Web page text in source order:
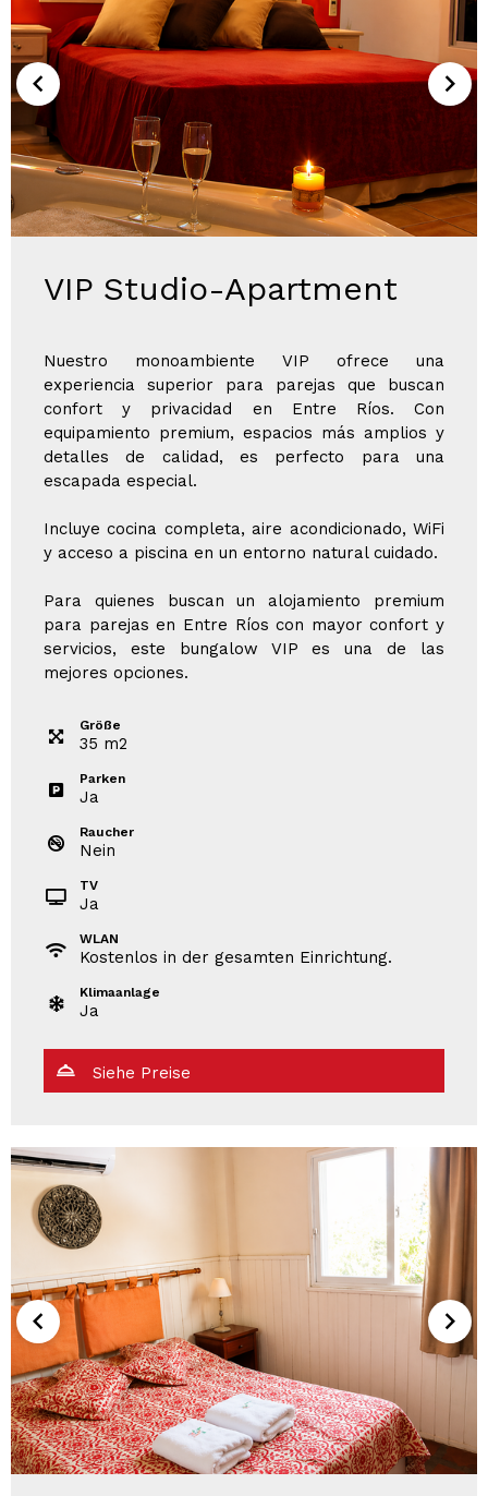
VIP Studio-Apartment
Nuestro monoambiente VIP ofrece una
experiencia superior para parejas que buscan
confort y privacidad en Entre Ríos. Con
equipamiento premium, espacios más amplios y
detalles de calidad, es perfecto para una
escapada especial.
Incluye cocina completa, aire acondicionado, WiFi
y acceso a piscina en un entorno natural cuidado.
Para quienes buscan un alojamiento premium
para parejas en Entre Ríos con mayor confort y
servicios, este bungalow VIP es una de las
mejores opciones.
Größe
35 m2
Parken
Ja
Raucher
Nein
TV
Ja
WLAN
Kostenlos in der gesamten Einrichtung.
Klimaanlage
Ja
Siehe Preise